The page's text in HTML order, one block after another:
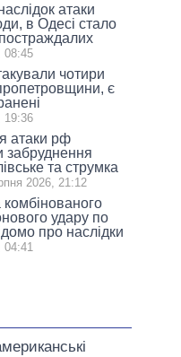
атаки
в Одесі стало
08:45
чотири
є
19:36
атаки рф
забруднення
та струмка
2026, 21:12
удару по
про наслідки